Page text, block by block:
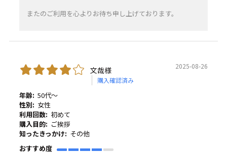
またのご利用を心よりお待ち申し上げております。
文哉様
購入確認済み
2025-08-26
年齢: 50代～
性別: 女性
利用回数: 初めて
購入目的: ご挨拶
知ったきっかけ: その他
おすすめ度